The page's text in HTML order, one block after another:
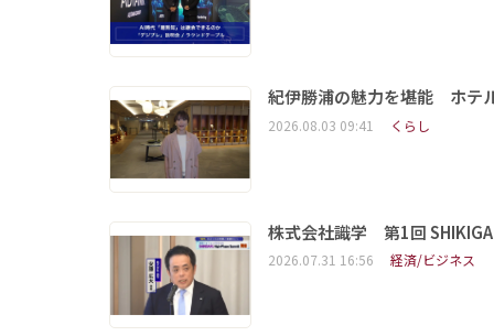
紀伊勝浦の魅力を堪能 ホテ
2026.08.03 09:41 くらし
株式会社識学 第1回
2026.07.31 16:56 経済/ビジネス